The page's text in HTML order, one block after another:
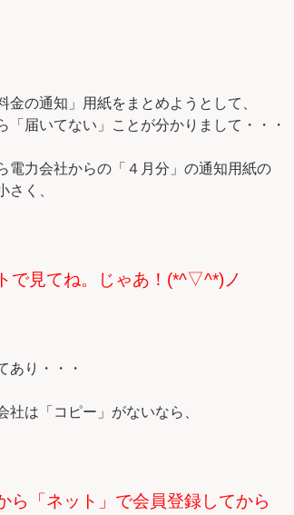
金の通知」用紙をまとめようとして、
「届いてない」ことが分かりまして・・・
電力会社からの「４月分」の通知用紙の
さく、
で見てね。じゃあ！(*^▽^*)ノ
あり・・・
社は「コピー」がないなら、
ら「ネット」で会員登録してから